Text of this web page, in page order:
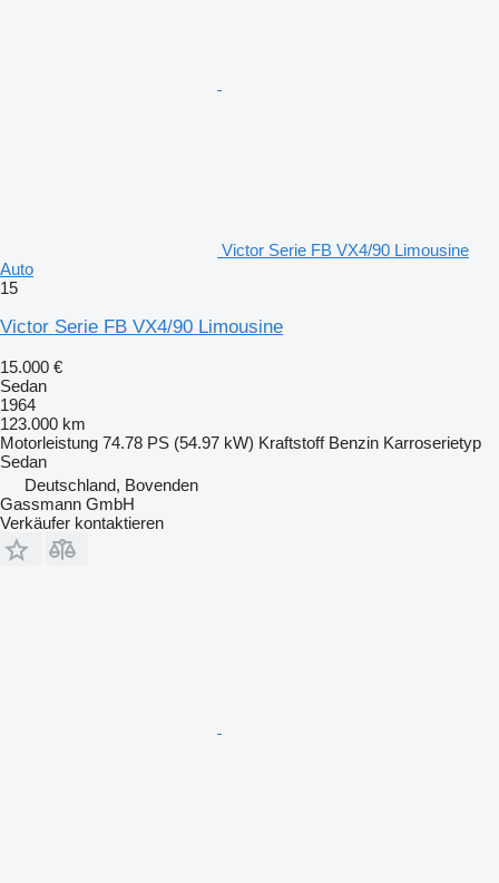
Victor Serie FB VX4/90 Limousine
Auto
15
Victor Serie FB VX4/90 Limousine
15.000 €
Sedan
1964
123.000 km
Motorleistung 74.78 PS (54.97 kW) Kraftstoff Benzin Karroserietyp
Sedan
Deutschland, Bovenden
Gassmann GmbH
Verkäufer kontaktieren